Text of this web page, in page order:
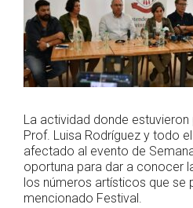
La actividad donde
Prof. Luisa Rodríguez y todo
afectado al evento de
oportuna para dar a conocer
los números artísticos que se
mencionado Festival.